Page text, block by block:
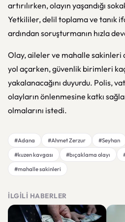
artırılırken, olayın yaşandığı
Yetkililer, delil toplama ve tanık
ardından soruşturmanın hızla
Olay, aileler ve mahalle sakinleri
yol açarken, güvenlik birimleri
yakalanacağını duyurdu. Polis,
olayların önlenmesine katkı
olmalarını istedi.
#Adana #Ahmet Zerzur #Seyhan
#kuzen kavgası
#bıçaklama olayı
#mahalle sakinleri
İLGILI HABERLER